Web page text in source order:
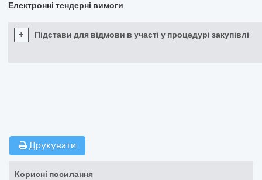
Електронні тендерні вимоги
+ Підстави для відмови в участі у процедурі закупівлі
Друкувати
Корисні посилання